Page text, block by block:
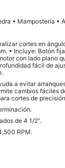
• Mampostería •
cortes en
• Incluye: Botón
con lado plano
fácil de
a evitar
cambios fáciles
cortes de
de 4 1/2”.
RPM.